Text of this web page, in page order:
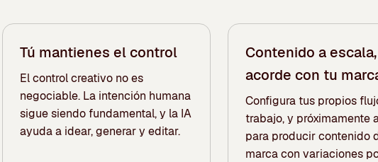
Tú mantienes el control
El control creativo no es
negociable. La intención humana
sigue siendo fundamental, y la IA
ayuda a idear, generar y editar.
Contenido a escala,
acorde con tu
Configura tus propios
trabajo, y próximamente
para producir contenido
marca con variaciones